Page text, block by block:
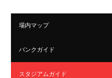
場内マップ
バンクガイド
スタジアムガイド